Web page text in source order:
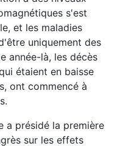
s'est
et les maladies
uniquement des
année-là, les décès
étaient en baisse
ont commencé à
a présidé la première
sur les effets